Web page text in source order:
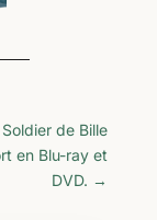
de Bille
en Blu-ray et
DVD. →